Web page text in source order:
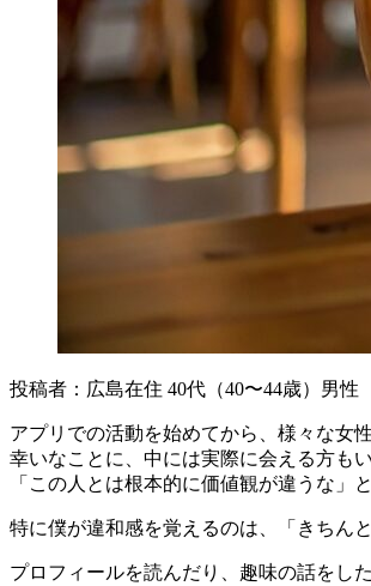
投稿者：広島在住 40代（40〜44歳）男性
アプリでの活動を始めてから、様々な女
幸いなことに、中には実際に会える方も
「この人とは根本的に価値観が違うな」
特に僕が違和感を覚えるのは、「きちん
プロフィールを読んだり、趣味の話をし